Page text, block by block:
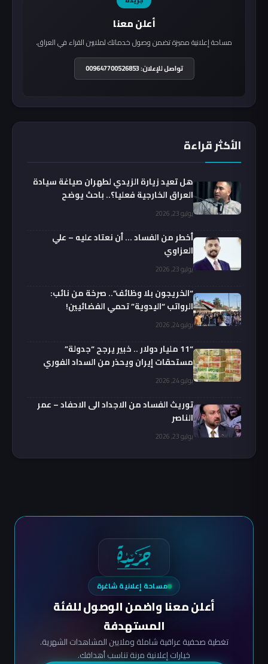
أعلن معنا
مساحة إعلانية مميزة تضمن وصول خدماتك لملايين القراء في العراق.
تواصل للإعلان: 009647700526853
الأكثر قراءة
هل تعيد زيارة الزيدي لطهران صياغة سيادة
العراق الخارجية فعليا؟.. باحث يوضح
يوليو 23, 2026
أخطر من الفساد … أن نعتاد عليه – علي
العزاوي
يوليو 23, 2026
“الخريجون بلا وظائف”.. صرخة من نائب:
الرواتب “اليدوية” تحمي الفضائيين!
يوليو 24, 2026
“11 مليار دولار .. خبير يرجح “جدولة”
مستحقات إيران ويحذر من السداد الفوري
يوليو 24, 2026
توريث الفساد من الاجداد الى الاحفاد – عمر
الناصر
يوليو 23, 2026
مساحة إعلانية شاغرة
أعلن معنا واضمن الوصول للفئة
المستهدفة
تغطية صحفية عراقية شاملة وملايين المشاهدات الشهرية.
خيارات إعلانية مرنة تناسب أهدافك.